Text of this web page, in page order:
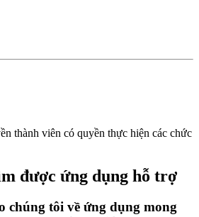
thành viên có quyền thực hiện các chức
được ứng dụng hỗ trợ
chúng tôi về ứng dụng mong